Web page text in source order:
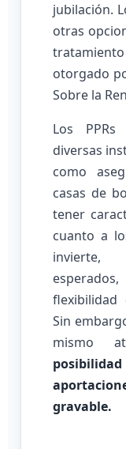
jubilación.
otras
otorgado
Sobre la
Los
diversas
como
casas de
tener
cuanto a
invierte,
flexibilidad
Sin
mismo
gravable.